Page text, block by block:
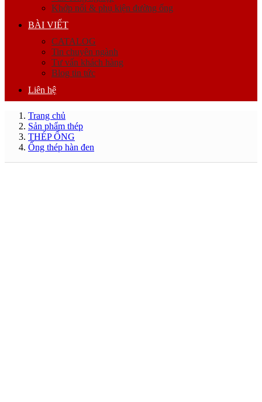
Khớp nối & phụ kiện đường ống
BÀI VIẾT
CATALOG
Tin chuyên ngành
Tư vấn khách hàng
Blog tin tức
Liên hệ
Trang chủ
Sản phẩm thép
THÉP ỐNG
Ống thép hàn đen